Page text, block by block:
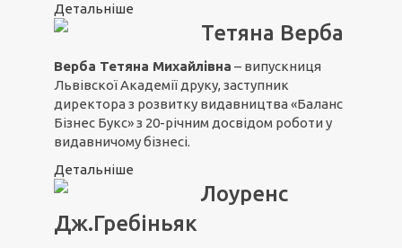
Детальніше
Тетяна Верба
Верба Тетяна Михайлівна – випускниця
Львівскої Академії друку, заступник
директора з розвитку видавництва «Баланс
Бізнес Букс» з 20-річним досвідом роботи у
видавничому бізнесі.
Детальніше
Лоуренс
Дж.Гребіньяк